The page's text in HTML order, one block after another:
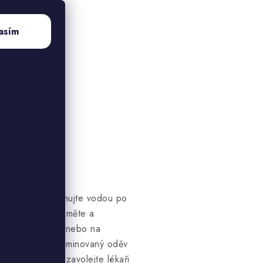
jemně oplachujte vodou po
je vyjměte a
lékaři nebo na
oděvu kontaminovaný oděv
přetrvávají, zavolejte lékaři